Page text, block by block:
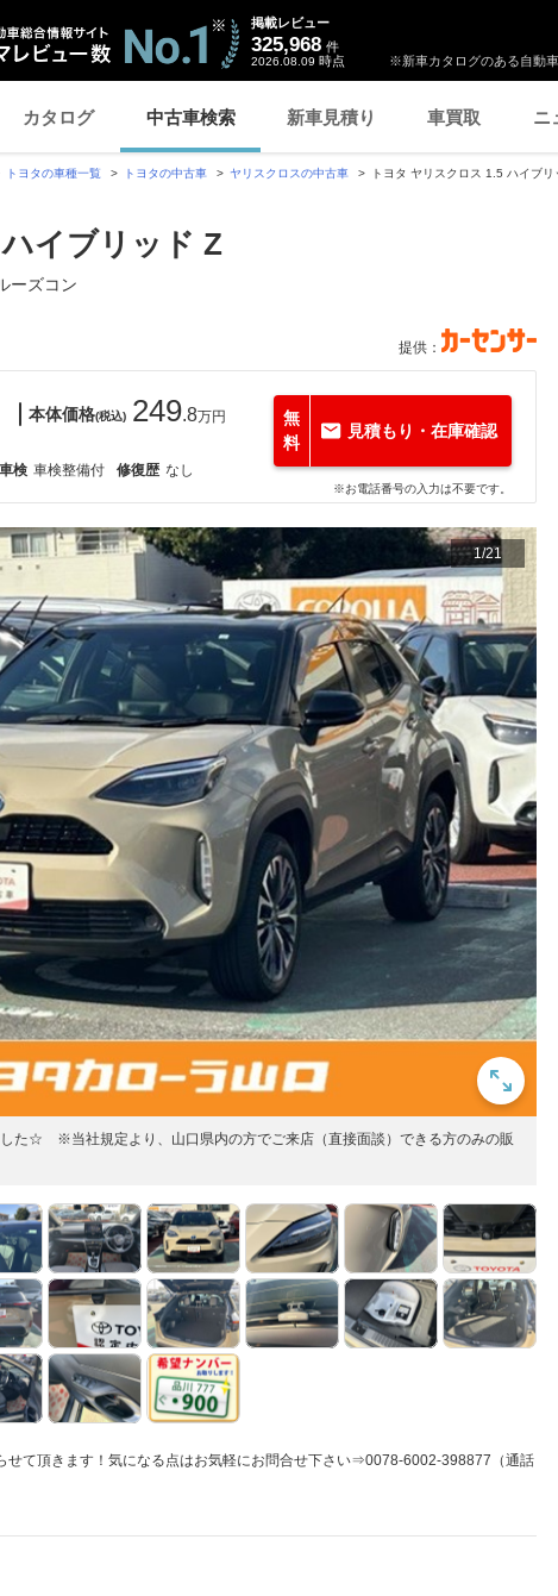
※新車カタログのある自動
掲載レビュー
325,968 件
2026.08.09 時点
カタログ 中古車検索 新車見積り 車買取 ニ
トヨタの車種一覧 トヨタの中古車 ヤリスクロスの中古車 トヨタ ヤリスクロス 1.5 ハイブ
イブリッド Z
ーズコン
提供：
本体価格(税込) 249.8万円
車検 車検整備付 修復歴 なし
無
料
見積もり・在庫確認
※お電話番号の入力は不要です。
1/21
た☆ ※当社規定より、山口県内の方でご来店（直接面談）できる方のみの販
せて頂きます！気になる点はお気軽にお問合せ下さい⇒0078-6002-398877（通話